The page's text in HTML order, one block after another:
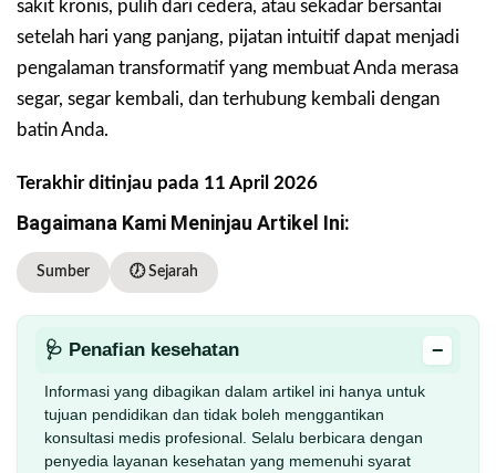
sakit kronis, pulih dari cedera, atau sekadar bersantai
setelah hari yang panjang, pijatan intuitif dapat menjadi
pengalaman transformatif yang membuat Anda merasa
segar, segar kembali, dan terhubung kembali dengan
batin Anda.
Terakhir ditinjau pada 11 April 2026
Bagaimana Kami Meninjau Artikel Ini:
Sumber 🕖 Sejarah
🩺 Penafian kesehatan −
Informasi yang dibagikan dalam artikel ini hanya untuk
tujuan pendidikan dan tidak boleh menggantikan
konsultasi medis profesional. Selalu berbicara dengan
penyedia layanan kesehatan yang memenuhi syarat